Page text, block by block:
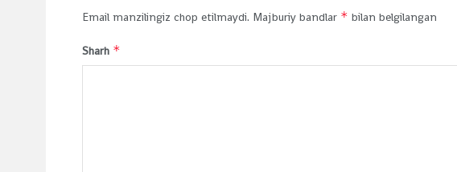
Email manzilingiz chop etilmaydi. Majburiy bandlar * bilan belgilangan
Sharh *